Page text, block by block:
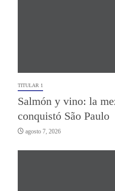
TITULAR 1
Salmón y vino: la
conquistó São Paulo
agosto 7, 2026